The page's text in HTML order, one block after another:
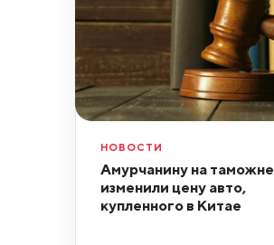
НОВОСТИ
Амурчанину на таможне
изменили цену авто,
купленного в Китае